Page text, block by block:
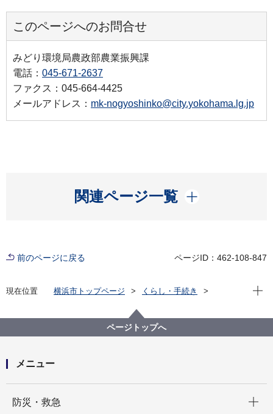
このページへのお問合せ
みどり環境局農政部農業振興課
電話： 045-671-2637
ファクス：045-664-4425
メールアドレス： mk-nogyoshinko@city.yokohama.lg.jp
関連ページ一覧
開く
前のページに戻る ページID：462-108-847
現在位置 横浜市トップページ
くらし・手続き
地産地消の取組「買う・味わう」
よこはまの農畜産物を味わう(よこはま地産地消サポー
ト店等)
現在
ページトップへ
メニュー
防災・救急